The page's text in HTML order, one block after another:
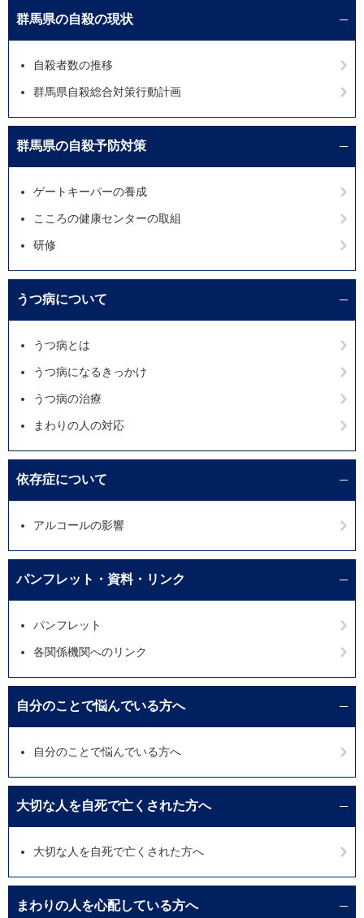
群馬県の自殺の現状
自殺者数の推移
群馬県自殺総合対策行動計画
群馬県の自殺予防対策
ゲートキーパーの養成
こころの健康センターの取組
研修
うつ病について
うつ病とは
うつ病になるきっかけ
うつ病の治療
まわりの人の対応
依存症について
アルコールの影響
パンフレット・資料・リンク
パンフレット
各関係機関へのリンク
自分のことで悩んでいる方へ
自分のことで悩んでいる方へ
大切な人を自死で亡くされた方へ
大切な人を自死で亡くされた方へ
まわりの人を心配している方へ